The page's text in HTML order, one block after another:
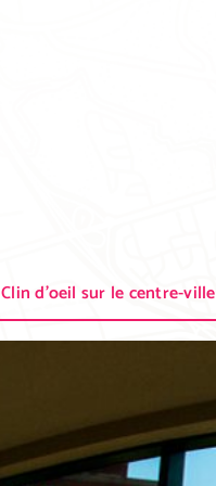
Clin d’oeil sur le centre-ville